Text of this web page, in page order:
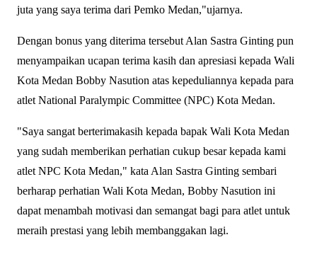
juta yang saya terima dari Pemko Medan,"ujarnya.
Dengan bonus yang diterima tersebut Alan Sastra Ginting pun
menyampaikan ucapan terima kasih dan apresiasi kepada Wali
Kota Medan Bobby Nasution atas kepeduliannya kepada para
atlet National Paralympic Committee (NPC) Kota Medan.
"Saya sangat berterimakasih kepada bapak Wali Kota Medan
yang sudah memberikan perhatian cukup besar kepada kami
atlet NPC Kota Medan," kata Alan Sastra Ginting sembari
berharap perhatian Wali Kota Medan, Bobby Nasution ini
dapat menambah motivasi dan semangat bagi para atlet untuk
meraih prestasi yang lebih membanggakan lagi.